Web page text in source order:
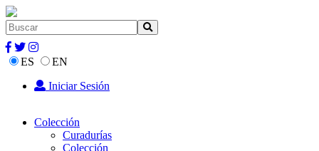
ES
EN
Iniciar Sesión
Colección
Curadurías
Colección